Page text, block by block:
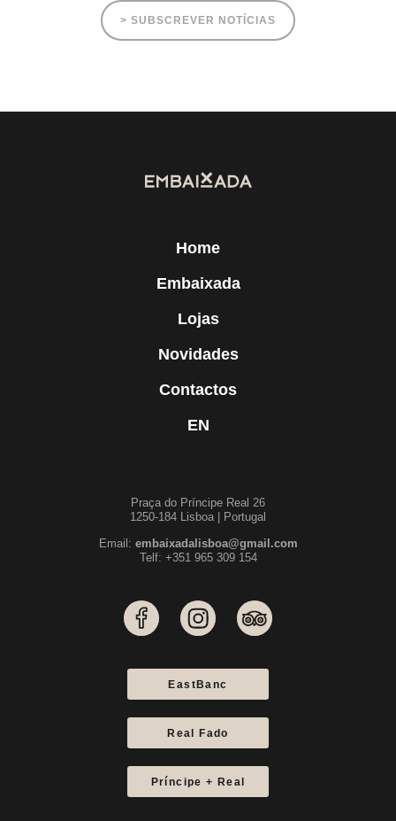
> SUBSCREVER NOTÍCIAS
Home
Embaixada
Lojas
Novidades
Contactos
EN
Praça do Príncipe Real 26
1250-184 Lisboa | Portugal
Email: embaixadalisboa@gmail.com
Telf: +351 965 309 154
EastBanc
Real Fado
Príncipe + Real